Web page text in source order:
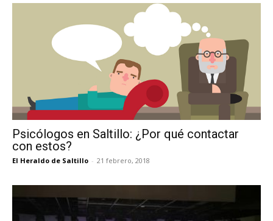
Psicólogos en Saltillo: ¿Por qué contactar
con estos?
El Heraldo de Saltillo - 21 febrero, 2018